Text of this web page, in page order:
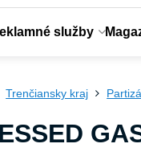
služby
Trenčiansky kraj